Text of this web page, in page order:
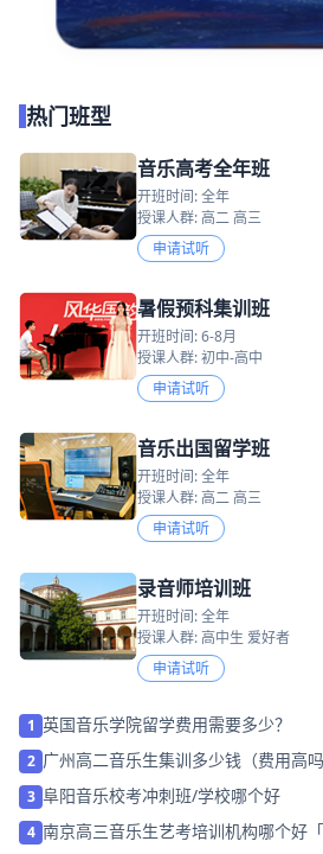
热门班型
音乐高考全年班
开班时间: 全年
授课人群: 高二 高三
申请试听
暑假预科集训班
开班时间: 6-8月
授课人群: 初中-高中
申请试听
音乐出国留学班
开班时间: 全年
授课人群: 高二 高三
申请试听
录音师培训班
开班时间: 全年
授课人群: 高中生 爱好者
申请试听
1 英国音乐学院留学费用需要多少？
2 广州高二音乐生集训多少钱（费用高吗
3 阜阳音乐校考冲刺班/学校哪个好
4 南京高三音乐生艺考培训机构哪个好「